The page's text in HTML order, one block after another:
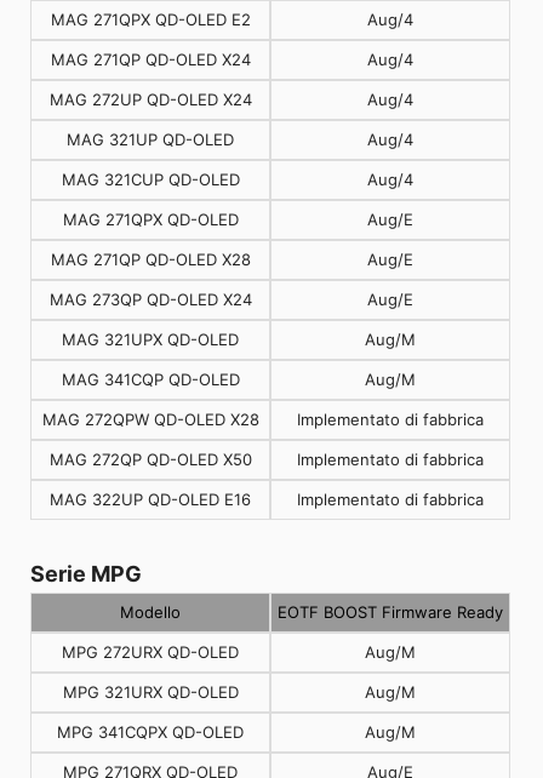
MAG 271QPX QD-OLED E2 Aug/4
MAG 271QP QD-OLED X24 Aug/4
MAG 272UP QD-OLED X24 Aug/4
MAG 321UP QD-OLED Aug/4
MAG 321CUP QD-OLED Aug/4
MAG 271QPX QD-OLED Aug/E
MAG 271QP QD-OLED X28 Aug/E
MAG 273QP QD-OLED X24 Aug/E
MAG 321UPX QD-OLED Aug/M
MAG 341CQP QD-OLED Aug/M
MAG 272QPW QD-OLED X28 Implementato di fabbrica
MAG 272QP QD-OLED X50 Implementato di fabbrica
MAG 322UP QD-OLED E16 Implementato di fabbrica
Serie MPG
Modello EOTF BOOST Firmware Ready
MPG 272URX QD-OLED Aug/M
MPG 321URX QD-OLED Aug/M
MPG 341CQPX QD-OLED Aug/M
MPG 271QRX QD-OLED Aug/E